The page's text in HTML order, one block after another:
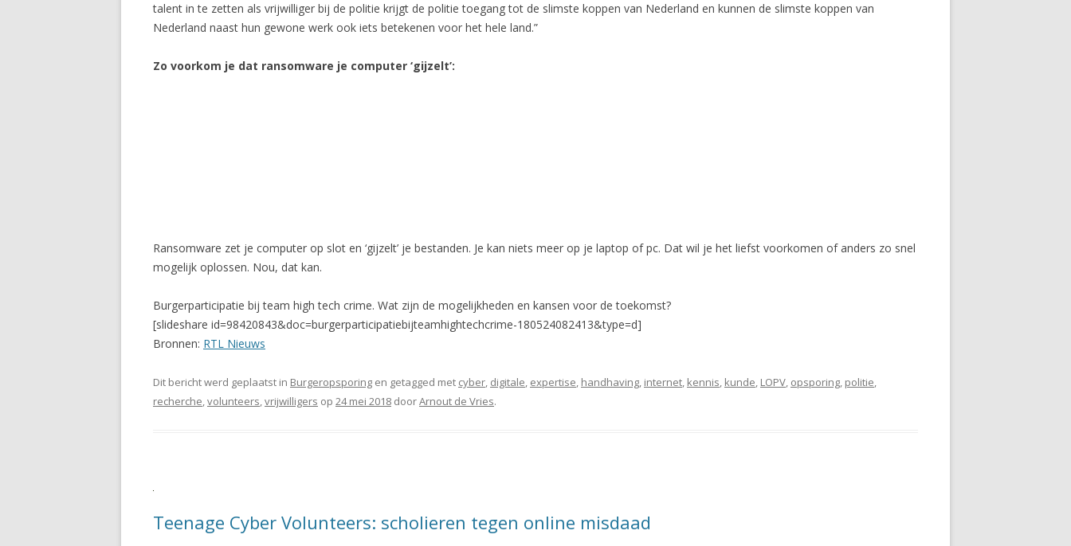
talent in te zetten als vrijwilliger bij de politie krijgt de politie toegang tot de slimste koppen van Nederland en kunnen de slimste koppen van
Nederland naast hun gewone werk ook iets betekenen voor het hele land.”
Zo voorkom je dat ransomware je computer ‘gijzelt’:
Ransomware zet je computer op slot en ‘gijzelt’ je bestanden. Je kan niets meer op je laptop of pc. Dat wil je het liefst voorkomen of anders zo snel
mogelijk oplossen. Nou, dat kan.
Burgerparticipatie bij team high tech crime. Wat zijn de mogelijkheden en kansen voor de toekomst?
[slideshare id=98420843&doc=burgerparticipatiebijteamhightechcrime-180524082413&type=d]
Bronnen: RTL Nieuws
Dit bericht werd geplaatst in Burgeropsporing en getagged met cyber, digitale, expertise, handhaving, internet, kennis, kunde, LOPV, opsporing, politie,
recherche,volunteers,vrijwilligers op 24 mei 2018 doorArnout de Vries.
Teenage Cyber Volunteers: scholieren tegen online misdaad